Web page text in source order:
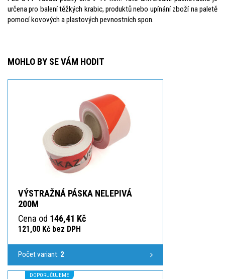
určena pro balení těžkých krabic, produktů nebo upínání zboží na paletě
pomocí kovových a plastových pevnostních spon.
MOHLO BY SE VÁM HODIT
VÝSTRAŽNÁ PÁSKA NELEPIVÁ
200M
Cena od 146,41 Kč
121,00 Kč bez DPH
Počet variant: 2
DOPORUČUJEME